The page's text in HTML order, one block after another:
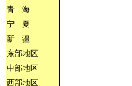
青
海
宁
夏
新
疆
东部地区
中部地区
西部地区